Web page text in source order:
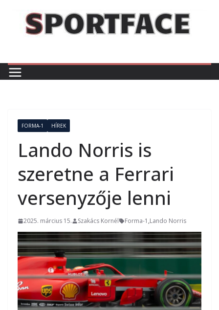
content
FORMA-1 HÍREK
Lando Norris is
szeretne a Ferrari
versenyzője lenni
2025. március 15. Szakács Kornél Forma-1 ,Lando Norris